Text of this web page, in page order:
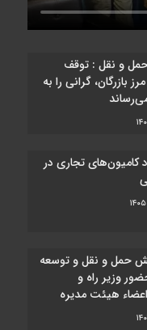
و نقل : توقف
بازرگان، گرانی را به
کامیون‌های تجاری در
حمل و نقل و توسعه
وزیر راه و
هیئت مدیره